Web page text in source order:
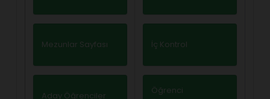
Mezunlar Sayfası İç Kontrol
Aday Öğrenciler
Öğrenci